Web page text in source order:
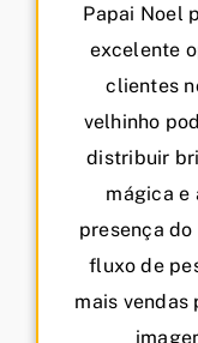
Papai Noel
excelente
clientes
velhinho
distribuir
mágica e
presença
fluxo de
mais vendas